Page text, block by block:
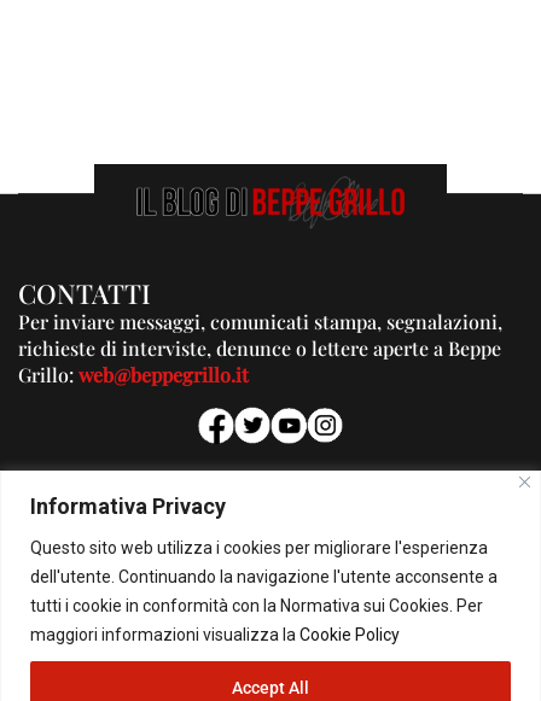
Informativa Privacy
Questo sito web utilizza i cookies per migliorare l'esperienza
dell'utente. Continuando la navigazione l'utente acconsente a
tutti i cookie in conformità con la Normativa sui Cookies. Per
maggiori informazioni visualizza la Cookie Policy
Accept All
CONTATTI
Per inviare messaggi, comunicati stampa, segnalazioni,
richieste di interviste, denunce o lettere aperte a Beppe
Grillo:web@beppegrillo.it
PUBBLICITA'
Per la tua pubblicità su questo Blog:
pubblicita@beppegrillo.it
© Copyright 2026 - Il Blog di Beppe Grillo. All Rights Reserved - Powered by